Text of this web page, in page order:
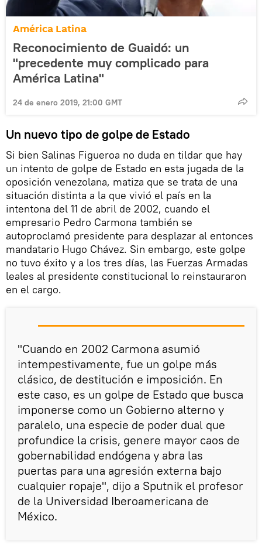
América Latina
Reconocimiento de Guaidó: un
"precedente muy complicado para
América Latina"
24 de enero 2019, 21:00 GMT
Un nuevo tipo de golpe de Estado
Si bien Salinas Figueroa no duda en tildar que hay
un intento de golpe de Estado en esta jugada de la
oposición venezolana, matiza que se trata de una
situación distinta a la que vivió el país en la
intentona del 11 de abril de 2002, cuando el
empresario Pedro Carmona también se
autoproclamó presidente para desplazar al entonces
mandatario Hugo Chávez. Sin embargo, este golpe
no tuvo éxito y a los tres días, las Fuerzas Armadas
leales al presidente constitucional lo reinstauraron
en el cargo.
"Cuando en 2002 Carmona asumió
intempestivamente, fue un golpe más
clásico, de destitución e imposición. En
este caso, es un golpe de Estado que busca
imponerse como un Gobierno alterno y
paralelo, una especie de poder dual que
profundice la crisis, genere mayor caos de
gobernabilidad endógena y abra las
puertas para una agresión externa bajo
cualquier ropaje", dijo a Sputnik el profesor
de la Universidad Iberoamericana de
México.